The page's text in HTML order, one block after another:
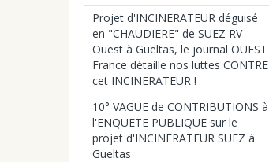
Projet d'INCINERATEUR déguisé
en "CHAUDIERE" de SUEZ RV
Ouest à Gueltas, le journal OUEST
France détaille nos luttes CONTRE
cet INCINERATEUR !
10° VAGUE de CONTRIBUTIONS à
l'ENQUETE PUBLIQUE sur le
projet d'INCINERATEUR SUEZ à
Gueltas